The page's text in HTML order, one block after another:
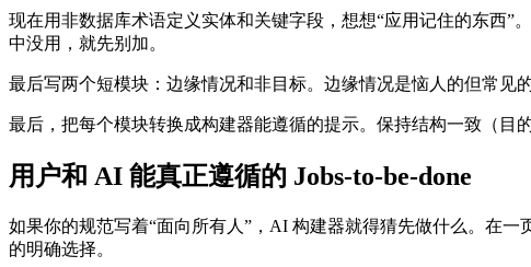
现在用非数据库术语定义实体和关键字段，想想“应用记住的东西”
中没用，就先别加。
最后写两个短模块：边缘情况和非目标。边缘情况是恼人的但常见
最后，把每个模块转换成构建器能遵循的提示。保持结构一致（目
用户和 AI 能真正遵循的 Jobs-to-be-done
如果你的规范写着“面向所有人”，AI 构建器就得猜先做什么。在
的明确选择。